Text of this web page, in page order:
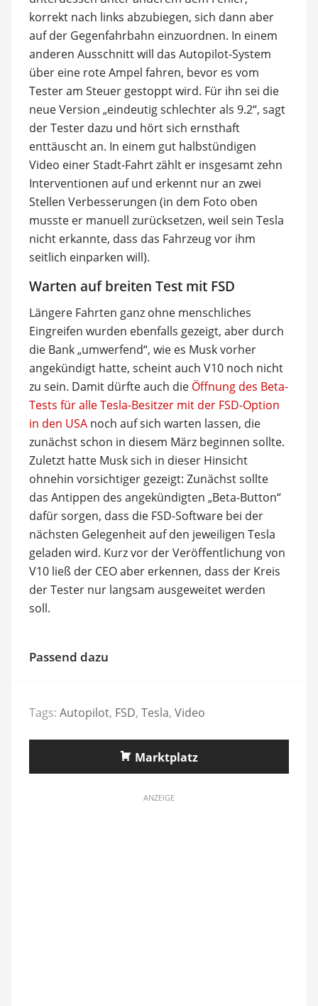
korrekt nach links abzubiegen, sich dann aber
auf der Gegenfahrbahn einzuordnen. In einem
anderen Ausschnitt will das Autopilot-System
über eine rote Ampel fahren, bevor es vom
Tester am Steuer gestoppt wird. Für ihn sei die
neue Version „eindeutig schlechter als 9.2“, sagt
der Tester dazu und hört sich ernsthaft
enttäuscht an. In einem gut halbstündigen
Video einer Stadt-Fahrt zählt er insgesamt zehn
Interventionen auf und erkennt nur an zwei
Stellen Verbesserungen (in dem Foto oben
musste er manuell zurücksetzen, weil sein Tesla
nicht erkannte, dass das Fahrzeug vor ihm
seitlich einparken will).
Warten auf breiten Test mit FSD
Längere Fahrten ganz ohne menschliches
Eingreifen wurden ebenfalls gezeigt, aber durch
die Bank „umwerfend“, wie es Musk vorher
angekündigt hatte, scheint auch V10 noch nicht
zu sein. Damit dürfte auch die Öffnung des Beta-
Tests für alle Tesla-Besitzer mit der FSD-Option
in den USAnoch auf sich warten lassen, die
zunächst schon in diesem März beginnen sollte.
Zuletzt hatte Musk sich in dieser Hinsicht
ohnehin vorsichtiger gezeigt: Zunächst sollte
das Antippen des angekündigten „Beta-Button“
dafür sorgen, dass die FSD-Software bei der
nächsten Gelegenheit auf den jeweiligen Tesla
geladen wird. Kurz vor der Veröffentlichung von
V10 ließ der CEO aber erkennen, dass der Kreis
der Tester nur langsam ausgeweitet werden
soll.
Passend dazu
Tags: Autopilot, FSD, Tesla, Video
Marktplatz
ANZEIGE